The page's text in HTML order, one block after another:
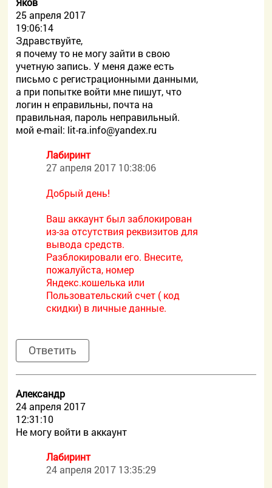
25 апреля 2017
19:06:14
Здравствуйте,
я почему то не могу зайти в свою
учетную запись. У меня даже есть
письмо с регистрационными данными,
а при попытке войти мне пишут, что
логин н еправильны, почта на
правильная, пароль неправильный.
мой e-mail: lit-ra.info@yandex.ru
Лабиринт
27 апреля 2017 10:38:06
Добрый день!
Ваш аккаунт был заблокирован
из-за отсутствия реквизитов для
вывода средств.
Разблокировали его. Внесите,
пожалуйста, номер
Яндекс.кошелька или
Пользовательский счет ( код
скидки) в личные данные.
Ответить
Александр
24 апреля 2017
12:31:10
Не могу войти в аккаунт
Лабиринт
24 апреля 2017 13:35:29